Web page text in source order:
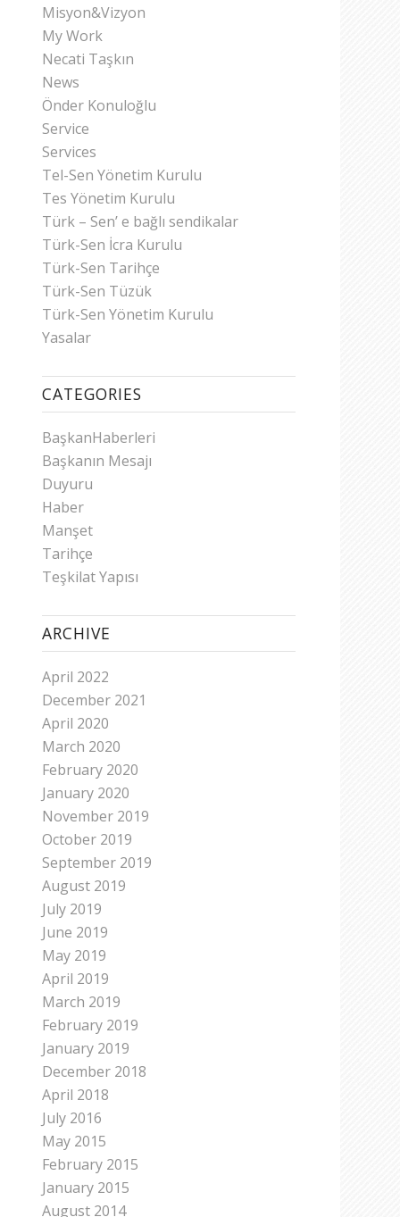
Misyon&Vizyon
My Work
Necati Taşkın
News
Önder Konuloğlu
Service
Services
Tel-Sen Yönetim Kurulu
Tes Yönetim Kurulu
Türk – Sen’ e bağlı sendikalar
Türk-Sen İcra Kurulu
Türk-Sen Tarihçe
Türk-Sen Tüzük
Türk-Sen Yönetim Kurulu
Yasalar
CATEGORIES
BaşkanHaberleri
Başkanın Mesajı
Duyuru
Haber
Manşet
Tarihçe
Teşkilat Yapısı
ARCHIVE
April 2022
December 2021
April 2020
March 2020
February 2020
January 2020
November 2019
October 2019
September 2019
August 2019
July 2019
June 2019
May 2019
April 2019
March 2019
February 2019
January 2019
December 2018
April 2018
July 2016
May 2015
February 2015
January 2015
August 2014